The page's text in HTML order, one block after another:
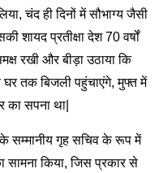
चंद ही दिनों में सौभाग्य जैसी
शायद प्रतीक्षा देश 70 वर्षों
रखी और बीड़ा उठाया कि
तक बिजली पहुंचाएंगे, मुफ्त में
का सपना था|
सम्मानीय गृह सचिव के रूप में
सामना किया, जिस प्रकार से